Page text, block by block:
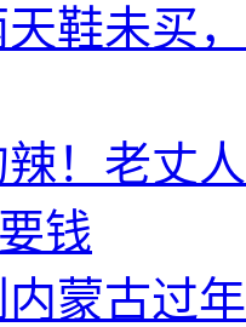
鞋未买
！老丈
钱
蒙古过